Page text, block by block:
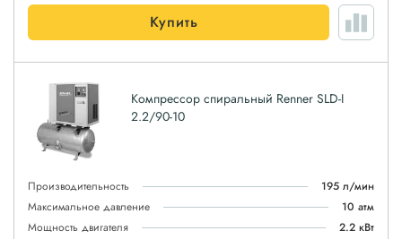
Купить
Компрессор спиральный Renner SLD-I
2.2/90-10
Производительность
195 л/мин
Максимальное давление
10 атм
Мощность двигателя
2.2 кВт